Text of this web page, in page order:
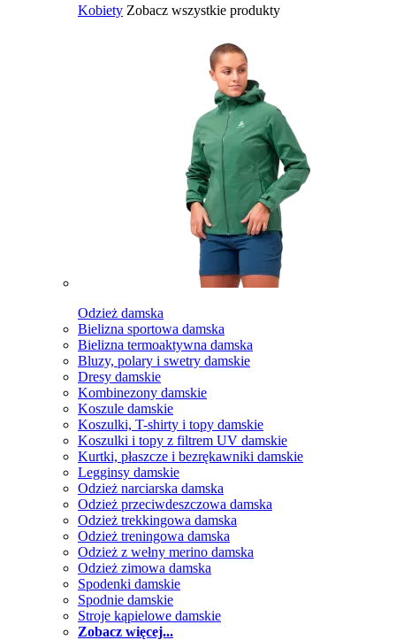
Kobiety Zobacz wszystkie produkty
Odzież damska
Bielizna sportowa damska
Bielizna termoaktywna damska
Bluzy, polary i swetry damskie
Dresy damskie
Kombinezony damskie
Koszule damskie
Koszulki, T-shirty i topy damskie
Koszulki i topy z filtrem UV damskie
Kurtki, płaszcze i bezrękawniki damskie
Legginsy damskie
Odzież narciarska damska
Odzież przeciwdeszczowa damska
Odzież trekkingowa damska
Odzież treningowa damska
Odzież z wełny merino damska
Odzież zimowa damska
Spodenki damskie
Spodnie damskie
Stroje kąpielowe damskie
Zobacz więcej...